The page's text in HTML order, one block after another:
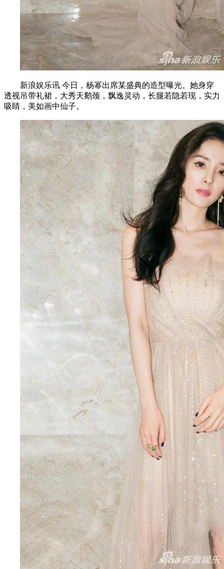
新浪娱乐讯 今日，杨幂出席某盛典的造型曝光。她身穿
透视吊带礼裙，大秀天鹅颈，飘逸灵动，长腿若隐若现，实力
吸睛，美如画中仙子。